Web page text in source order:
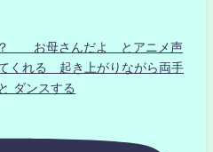
？ お母さんだよ とアニメ声
くれる 起き上がりながら両手
ダンスする